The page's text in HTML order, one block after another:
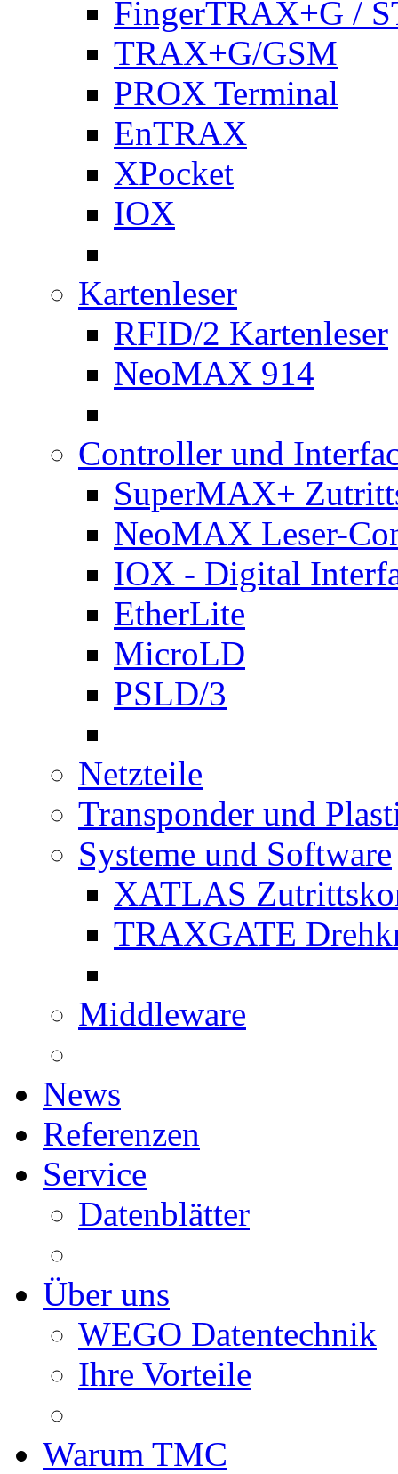
FingerTRAX+G /
TRAX+G/GSM
PROX Terminal
EnTRAX
XPocket
IOX
Kartenleser
RFID/2 Kartenleser
NeoMAX 914
Controller und
SuperMAX+
NeoMAX Leser-
IOX - Digital
EtherLite
MicroLD
PSLD/3
Netzteile
Transponder und
Systeme und Software
XATLAS
TRAXGATE
Middleware
News
Referenzen
Service
Datenblätter
Über uns
WEGO Datentechnik
Ihre Vorteile
Warum TMC